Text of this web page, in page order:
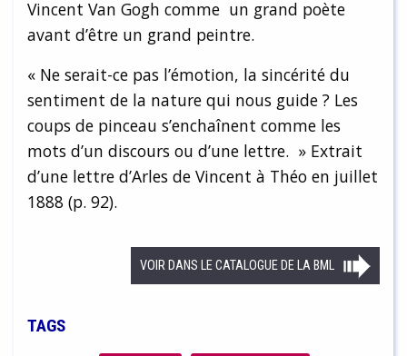
Vincent Van Gogh comme un grand poète
avant d’être un grand peintre.
« Ne serait-ce pas l’émotion, la sincérité du
sentiment de la nature qui nous guide ? Les
coups de pinceau s’enchaînent comme les
mots d’un discours ou d’une lettre. » Extrait
d’une lettre d’Arles de Vincent à Théo en juillet
1888 (p. 92).
VOIR DANS LE CATALOGUE DE LA BML
TAGS